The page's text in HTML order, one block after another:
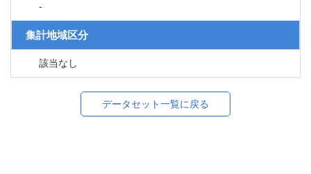
-
集計地域区分
該当なし
データセット一覧に戻る